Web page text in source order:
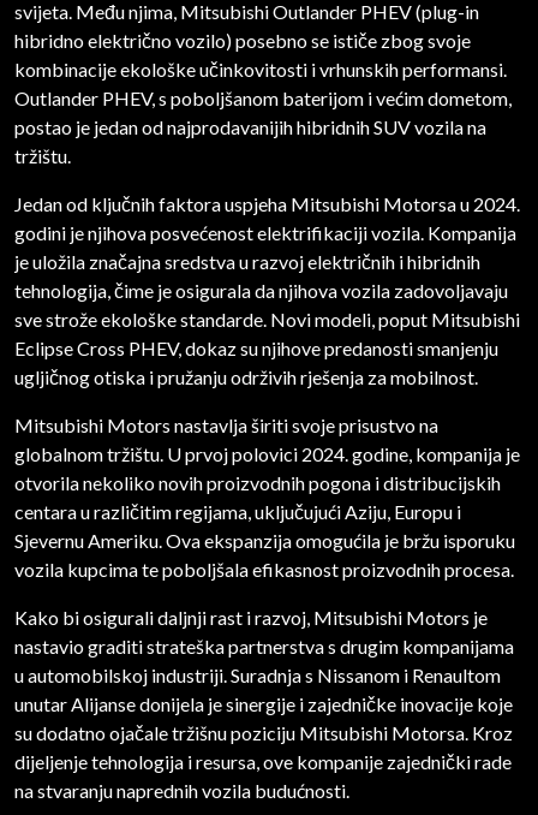
svijeta. Među njima, Mitsubishi Outlander PHEV (plug-in
hibridno električno vozilo) posebno se ističe zbog svoje
kombinacije ekološke učinkovitosti i vrhunskih performansi.
Outlander PHEV, s poboljšanom baterijom i većim dometom,
postao je jedan od najprodavanijih hibridnih SUV vozila na
tržištu.
Jedan od ključnih faktora uspjeha Mitsubishi Motorsa u 2024.
godini je njihova posvećenost elektrifikaciji vozila. Kompanija
je uložila značajna sredstva u razvoj električnih i hibridnih
tehnologija, čime je osigurala da njihova vozila zadovoljavaju
sve strože ekološke standarde. Novi modeli, poput Mitsubishi
Eclipse Cross PHEV, dokaz su njihove predanosti smanjenju
ugljičnog otiska i pružanju održivih rješenja za mobilnost.
Mitsubishi Motors nastavlja širiti svoje prisustvo na
globalnom tržištu. U prvoj polovici 2024. godine, kompanija je
otvorila nekoliko novih proizvodnih pogona i distribucijskih
centara u različitim regijama, uključujući Aziju, Europu i
Sjevernu Ameriku. Ova ekspanzija omogućila je bržu isporuku
vozila kupcima te poboljšala efikasnost proizvodnih procesa.
Kako bi osigurali daljnji rast i razvoj, Mitsubishi Motors je
nastavio graditi strateška partnerstva s drugim kompanijama
u automobilskoj industriji. Suradnja s Nissanom i Renaultom
unutar Alijanse donijela je sinergije i zajedničke inovacije koje
su dodatno ojačale tržišnu poziciju Mitsubishi Motorsa. Kroz
dijeljenje tehnologija i resursa, ove kompanije zajednički rade
na stvaranju naprednih vozila budućnosti.